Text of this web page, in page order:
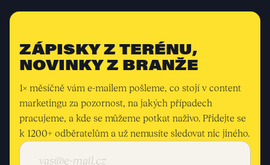
ZÁPISKY Z TERÉNU,
NOVINKY Z BRANŽE
1× měsíčně vám e-mailem pošleme, co stojí v content
marketingu za pozornost, na jakých případech
pracujeme, a kde se můžeme potkat naživo. Přidejte se
k 1200+ odběratelům a už nemusíte sledovat nic jiného.